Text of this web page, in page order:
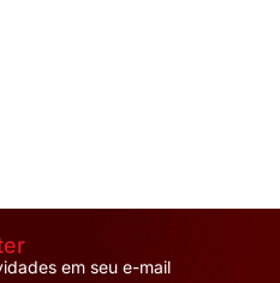
em seu e-mail